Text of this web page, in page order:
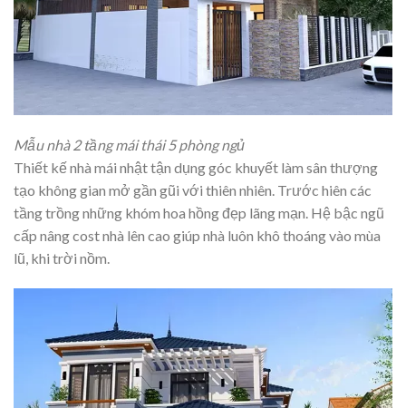
Mẫu nhà 2 tầng mái thái 5 phòng ngủ
Thiết kế nhà mái nhật tận dụng góc khuyết làm sân thượng
tạo không gian mở gần gũi với thiên nhiên. Trước hiên các
tầng trồng những khóm hoa hồng đẹp lãng mạn. Hệ bậc ngũ
cấp nâng cost nhà lên cao giúp nhà luôn khô thoáng vào mùa
lũ, khi trời nồm.